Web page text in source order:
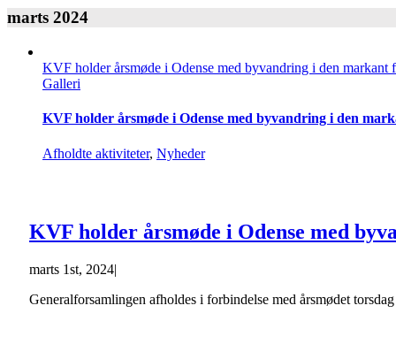
marts 2024
KVF holder årsmøde i Odense med byvandring i den markant
Galleri
KVF holder årsmøde i Odense med byvandring i den
Afholdte aktiviteter, Nyheder
KVF holder årsmøde i Odense med
marts 1st, 2024|
Generalforsamlingen afholdes i forbindelse med årsmødet